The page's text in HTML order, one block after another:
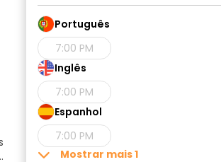
Português
7:00 PM
Inglês
7:00 PM
Espanhol
7:00 PM
Mostrar mais1